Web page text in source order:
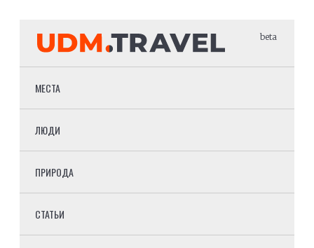
beta
МЕСТА
ЛЮДИ
ПРИРОДА
СТАТЬИ